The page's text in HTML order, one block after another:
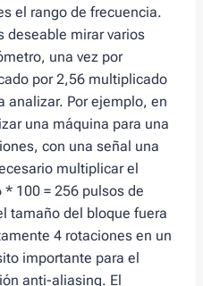
el rango de frecuencia.
deseable mirar varios
una vez por
por 2,56 multiplicado
analizar. Por ejemplo, en
una máquina para una
con una señal una
multiplicar el
100 = 256 pulsos de
tamaño del bloque fuera
4 rotaciones en un
importante para el
anti-aliasing. El